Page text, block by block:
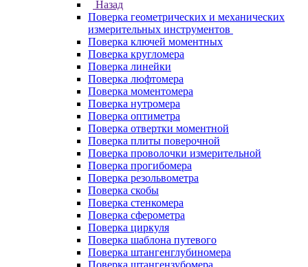
Назад
Поверка геометрических и механических
измерительных инструментов
Поверка ключей моментных
Поверка кругломера
Поверка линейки
Поверка люфтомера
Поверка моментомера
Поверка нутромера
Поверка оптиметра
Поверка отвертки моментной
Поверка плиты поверочной
Поверка проволочки измерительной
Поверка прогибомера
Поверка резольвометра
Поверка скобы
Поверка стенкомера
Поверка сферометра
Поверка циркуля
Поверка шаблона путевого
Поверка штангенглубиномера
Поверка штангензубомера